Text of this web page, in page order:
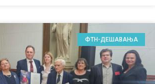
ФТН-ДЕШАВАЊА